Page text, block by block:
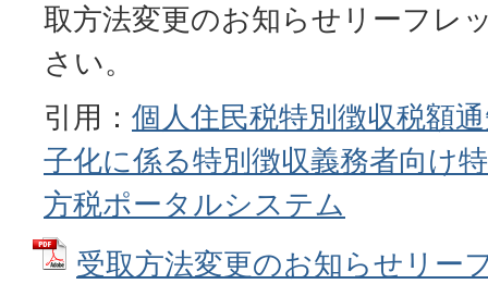
取方法変更のお知らせリーフレ
さい。
引用： 個人住民税特別徴収税額
子化に係る特別徴収義務者向け
方税ポータルシステム
受取方法変更のお知らせリー